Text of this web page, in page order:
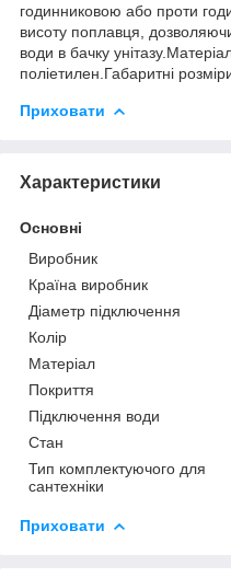
годинниковою або проти
висоту поплавця,
води в бачку
поліетилен.Габаритні
Приховати
Характеристики
Основні
Виробник
Країна виробник
Діаметр підключення
Колір
Матеріал
Покриття
Підключення води
Стан
Тип комплектуючого для
сантехніки
Приховати